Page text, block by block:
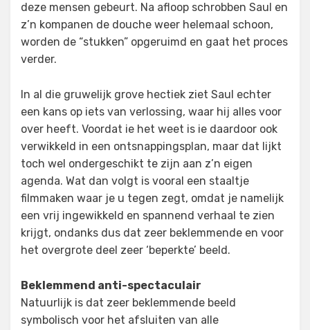
deze mensen gebeurt. Na afloop schrobben Saul en
z’n kompanen de douche weer helemaal schoon,
worden de “stukken” opgeruimd en gaat het proces
verder.
In al die gruwelijk grove hectiek ziet Saul echter
een kans op iets van verlossing, waar hij alles voor
over heeft. Voordat ie het weet is ie daardoor ook
verwikkeld in een ontsnappingsplan, maar dat lijkt
toch wel ondergeschikt te zijn aan z’n eigen
agenda. Wat dan volgt is vooral een staaltje
filmmaken waar je u tegen zegt, omdat je namelijk
een vrij ingewikkeld en spannend verhaal te zien
krijgt, ondanks dus dat zeer beklemmende en voor
het overgrote deel zeer ‘beperkte’ beeld.
Beklemmend anti-spectaculair
Natuurlijk is dat zeer beklemmende beeld
symbolisch voor het afsluiten van alle